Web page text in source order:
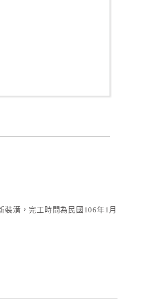
裝潢，完工時間為民國106年1月